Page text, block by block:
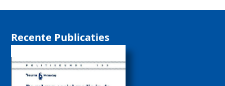
Recente Publicaties
De rol van sociale
media bij de